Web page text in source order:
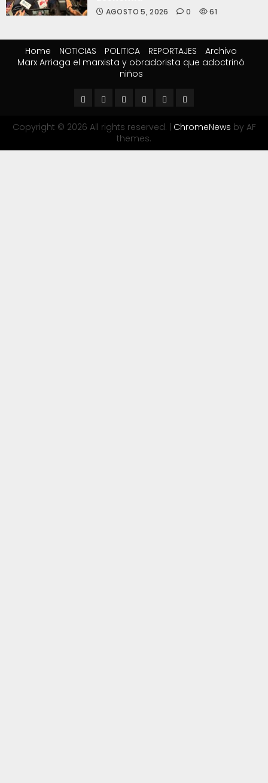
AGOSTO 5, 2026 0 61
Home NOTICIAS POLITICA REPORTAJES
Archivo
Marx Arriaga el marxista y obradorista que adoctrinó
niños
Copyright © 2026 All rights reserved. ChromeNews by AF
themes.